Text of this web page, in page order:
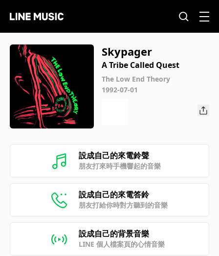
Skypager
A Tribe Called Quest
The Low End Theory
1992-07-01
設成自己的來電鈴聲
朋友打來時手機響起的音樂
設成自己的來電答鈴
朋友打給你時對方聽到的音樂
設成自己的背景音樂
LINE 個人檔案頁的心情音樂